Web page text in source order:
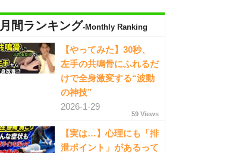
月間ランキング-Monthly Ranking
【やってみた】30秒、
左手の共鳴骨にふれるだ
けで全身激変する“波動
の神技”
2026-1-29
59 Views
【実は…】心理にも「排
泄ポイント」があるって